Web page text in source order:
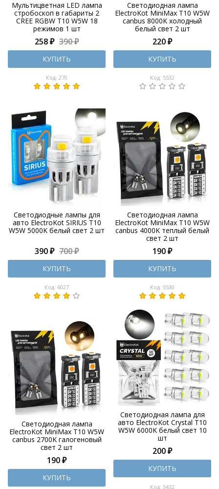
Мультицветная LED лампа
стробоскоп в габариты 2
CREE RGBW Т10 W5W 18
режимов 1 шт
258 ₽ 390 ₽
КУПИТЬ
Код: 270
Светодиодная лампа
ElectroKot MiniMax T10 W5W
canbus 8000K холодный
белый свет 2 шт
220 ₽
КУПИТЬ
Код: 5532
Светодиодные лампы для
авто ElectroKot SIRIUS T10
W5W 5000K белый свет 2 шт
390 ₽ 700 ₽
КУПИТЬ
Код: 6027
Светодиодная лампа
ElectroKot MiniMax T10 W5W
canbus 4000K теплый белый
свет 2 шт
190 ₽
КУПИТЬ
Код: 5530
Светодиодная лампа
ElectroKot MiniMax T10 W5W
canbus 2700K галогеновый
свет 2 шт
190 ₽
КУПИТЬ
Светодиодная лампа для
авто ElectroKot Crystal T10
W5W 6000K белый свет 10
шт
200 ₽
КУПИТЬ
Код: 5432